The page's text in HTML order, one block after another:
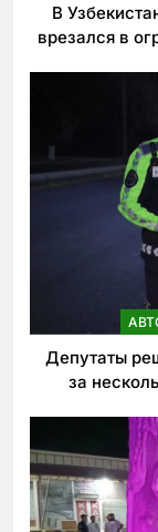
В
врезался в
Депутаты
за